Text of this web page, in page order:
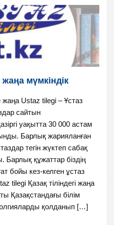
мүмкіндік
жаңа Ustaz tilegi – Ұстаз
сайтын
уақытта 30 000 астам
Барлық жарияланған
тегін жүктеп сабақ
құжаттар біздің
бойы кез-келген ұстаз
tilegi Қазақ тіліндегі жаңа
Қазақстандағы білім
қолданып […]